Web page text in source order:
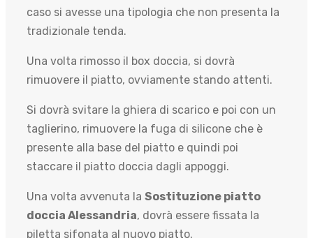
caso si avesse una tipologia che non presenta la
tradizionale tenda.
Una volta rimosso il box doccia, si dovrà
rimuovere il piatto, ovviamente stando attenti.
Si dovrà svitare la ghiera di scarico e poi con un
taglierino, rimuovere la fuga di silicone che è
presente alla base del piatto e quindi poi
staccare il piatto doccia dagli appoggi.
Una volta avvenuta la Sostituzione piatto
doccia Alessandria, dovrà essere fissata la
piletta sifonata al nuovo piatto.